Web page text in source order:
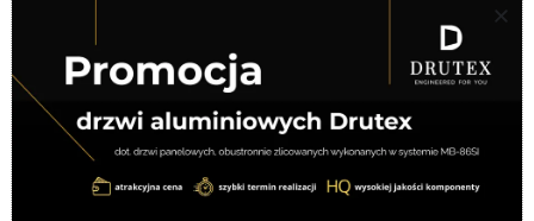
okna z montażem Mysłowice
Previous Nowy
Next Nowy budynek